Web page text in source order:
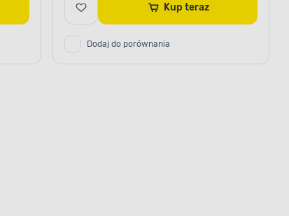
Kup teraz
Dodaj do porównania